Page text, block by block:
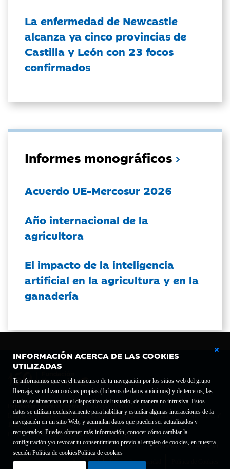
INFORMACIÓN ACERCA DE LAS COOKIES
UTILIZADAS
Te informamos que en el transcurso de tu navegación por los sitios web del grupo
Ibercaja, se utilizan cookies propias (ficheros de datos anónimos) y de terceros, las
cuales se almacenan en el dispositivo del usuario, de manera no intrusiva. Estos
datos se utilizan exclusivamente para habilitar y estudiar algunas interacciones de la
navegación en un sitio Web, y acumulan datos que pueden ser actualizados y
recuperados. Puedes obtener más información, conocer cómo cambiar la
configuración y/o revocar tu consentimiento previo al empleo de cookies, en nuestra
sección Política de cookiesPolítica de cookies
La enfermedad de Newcastle
alcanza ya cinco provincias de
Castilla y León con 23 focos
confirmados
Informes monográficos
Acuerdo UE-Mercosur 2026
Año internacional de la
agricultora
El impacto de la inteligencia
artificial en la agricultura y en la
ganadería
Fundación Bancaria Ibercaja C.I.F. G-50000652.
Inscrita en el Registro de Fundaciones del Mº de Educación, Cultura y Deporte con el nº
1689.
Domicilio social: Joaquín Costa, 13. 50001 Zaragoza.
Contacto
Declaración de accesibilidad
Aviso legal Política de privacidad